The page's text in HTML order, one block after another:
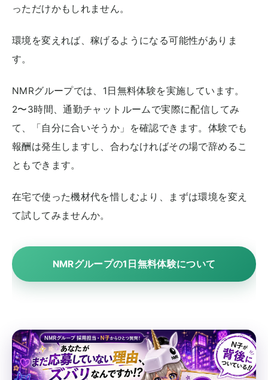
っただけかもしれません。
環境を変えれば、稼げるようになる可能性がありま
す。
NMRグループでは、1日無料体験を実施しています。
2〜3時間、通勤チャットルームで実際に配信してみ
て、「自分に合いそうか」を確認できます。体験でも
報酬は発生しますし、合わなければその場で辞めるこ
ともできます。
在宅で使った機材代を惜しむより、まずは環境を変え
て試してみませんか。
NMRグループの1日無料体験について